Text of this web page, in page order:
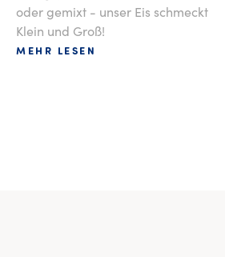
oder gemixt - unser Eis schmeckt
Klein und Groß!
MEHR LESEN